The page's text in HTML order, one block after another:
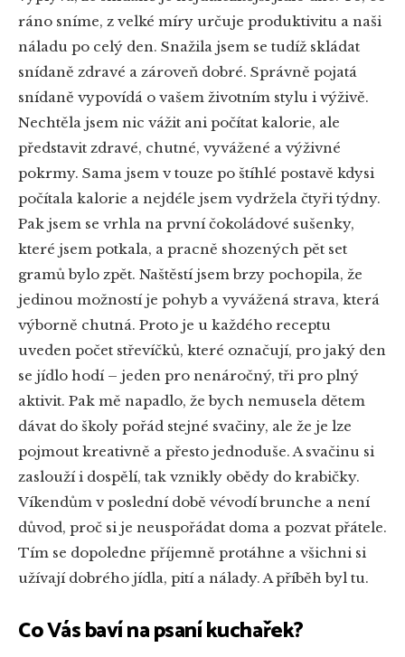
ráno sníme, z velké míry určuje produktivitu a naši
náladu po celý den. Snažila jsem se tudíž skládat
snídaně zdravé a zároveň dobré. Správně pojatá
snídaně vypovídá o vašem životním stylu i výživě.
Nechtěla jsem nic vážit ani počítat kalorie, ale
představit zdravé, chutné, vyvážené a výživné
pokrmy. Sama jsem v touze po štíhlé postavě kdysi
počítala kalorie a nejdéle jsem vydržela čtyři týdny.
Pak jsem se vrhla na první čokoládové sušenky,
které jsem potkala, a pracně shozených pět set
gramů bylo zpět. Naštěstí jsem brzy pochopila, že
jedinou možností je pohyb a vyvážená strava, která
výborně chutná. Proto je u každého receptu
uveden počet střevíčků, které označují, pro jaký den
se jídlo hodí – jeden pro nenáročný, tři pro plný
aktivit. Pak mě napadlo, že bych nemusela dětem
dávat do školy pořád stejné svačiny, ale že je lze
pojmout kreativně a přesto jednoduše. A svačinu si
zaslouží i dospělí, tak vznikly obědy do krabičky.
Víkendům v poslední době vévodí brunche a není
důvod, proč si je neuspořádat doma a pozvat přátele.
Tím se dopoledne příjemně protáhne a všichni si
užívají dobrého jídla, pití a nálady. A příběh byl tu.
Co Vás baví na psaní kuchařek?